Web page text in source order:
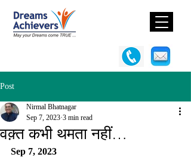
Post
वक़्त कभी थमता नहीं…
Nirmal Bhatnagar
Sep 7, 2023 3 min read
Sep 7, 2023